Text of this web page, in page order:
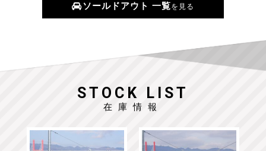
ソールドアウト 一覧を見る
STOCK LIST
在庫情報